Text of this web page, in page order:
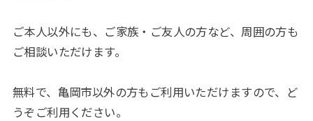
ご本人以外にも、ご家族・ご友人の方など、周囲の方も
ご相談いただけます。
無料で、亀岡市以外の方もご利用いただけますので、ど
うぞご利用ください。